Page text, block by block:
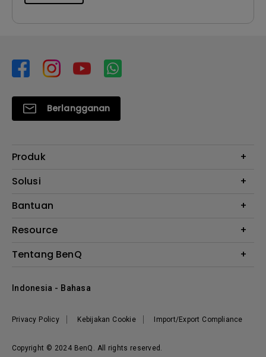
Berlangganan
Produk
Proyektor
Monitor Arm
Monitor Light Bar
Solusi
E-Sports
AQCOLOR
Monitor Eye-Care
Bantuan
Garansi
Layanan Perbaikan
Resource
Where to Buy
Knowledge Center
Tentang BenQ
Berita
Copyright © 2024 BenQ. All rights reserved.
Privacy Policy Kebijakan Cookie Import/Export Compliance
Indonesia - Bahasa